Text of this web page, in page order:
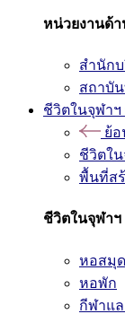
หน่วยงานด้า
สำนัก
สถาบั
ชีวิตในจุฬาฯ
ย้
ชีวิตใ
พื้นที่ส
ชีวิตในจุฬาฯ
หอสมุ
หอพัก
กีฬาแ